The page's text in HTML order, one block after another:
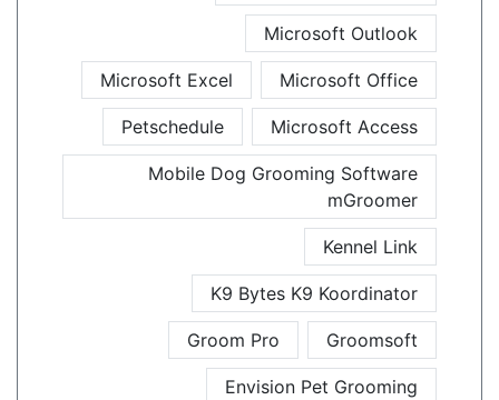
Microsoft Outlook
Microsoft Office
Microsoft Excel
Microsoft Access
Petschedule
Mobile Dog Grooming Software
mGroomer
Kennel Link
K9 Bytes K9 Koordinator
Groomsoft
Groom Pro
Envision Pet Grooming